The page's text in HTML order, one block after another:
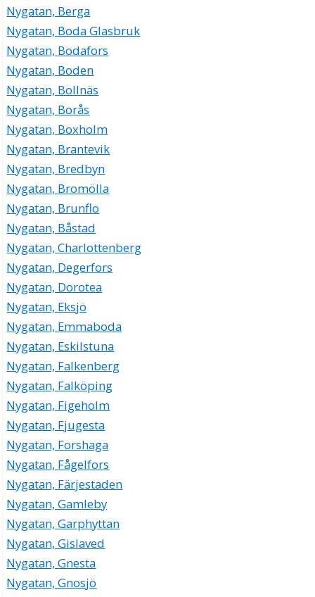
Nygatan, Berga
Nygatan, Boda Glasbruk
Nygatan, Bodafors
Nygatan, Boden
Nygatan, Bollnäs
Nygatan, Borås
Nygatan, Boxholm
Nygatan, Brantevik
Nygatan, Bredbyn
Nygatan, Bromölla
Nygatan, Brunflo
Nygatan, Båstad
Nygatan, Charlottenberg
Nygatan, Degerfors
Nygatan, Dorotea
Nygatan, Eksjö
Nygatan, Emmaboda
Nygatan, Eskilstuna
Nygatan, Falkenberg
Nygatan, Falköping
Nygatan, Figeholm
Nygatan, Fjugesta
Nygatan, Forshaga
Nygatan, Fågelfors
Nygatan, Färjestaden
Nygatan, Gamleby
Nygatan, Garphyttan
Nygatan, Gislaved
Nygatan, Gnesta
Nygatan, Gnosjö